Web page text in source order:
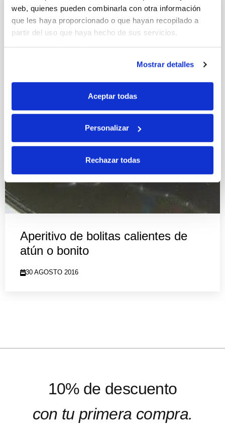
web, quienes pueden combinarla con otra información
que les haya proporcionado o que hayan recopilado a
partir del uso que haya hecho de sus servicios.
Mostrar detalles
Aceptar todas
Personalizar
Rechazar todas
Aperitivo de bolitas calientes de
atún o bonito
30 AGOSTO 2016
10% de descuento
con tu primera compra.